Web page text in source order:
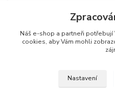
info@grandax.cz
Náš e-shop a partneři potřebují
cookies, aby Vám mohli
Nastavení